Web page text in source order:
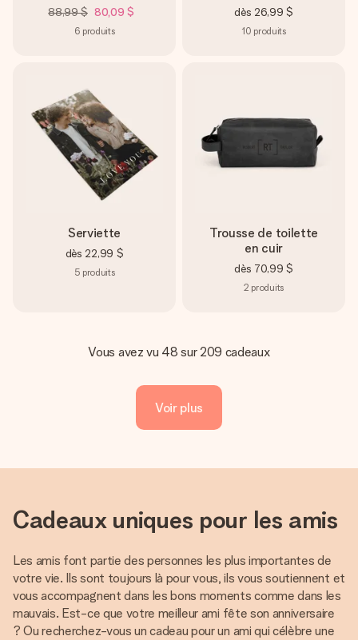
88,99 $ 80,09 $
6 produits
dès 26,99 $
10 produits
Serviette
dès 22,99 $
5 produits
Trousse de toilette
en cuir
dès 70,99 $
2 produits
Vous avez vu 48 sur 209 cadeaux
Voir plus
Cadeaux uniques pour les amis
Les amis font partie des personnes les plus importantes de
votre vie. Ils sont toujours là pour vous, ils vous soutiennent et
vous accompagnent dans les bons moments comme dans les
mauvais. Est-ce que votre meilleur ami fête son anniversaire
? Ou recherchez-vous un cadeau pour un ami qui célèbre une